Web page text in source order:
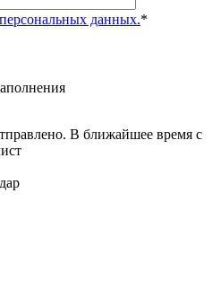
данных.*
В ближайшее время с